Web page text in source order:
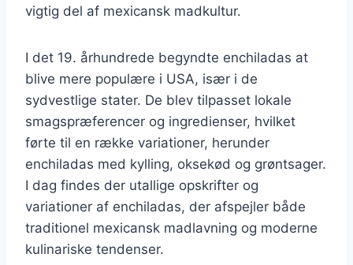
vigtig del af mexicansk madkultur.
I det 19. århundrede begyndte enchiladas at
blive mere populære i USA, især i de
sydvestlige stater. De blev tilpasset lokale
smagspræferencer og ingredienser, hvilket
førte til en række variationer, herunder
enchiladas med kylling, oksekød og grøntsager.
I dag findes der utallige opskrifter og
variationer af enchiladas, der afspejler både
traditionel mexicansk madlavning og moderne
kulinariske tendenser.